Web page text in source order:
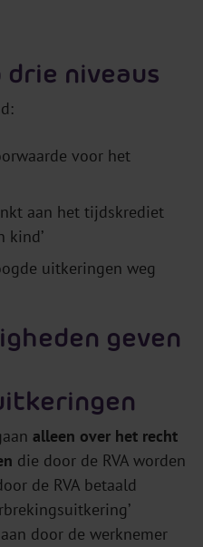
drie niveaus
voor het
aan het tijdskrediet
kind’
uitkeringen weg
geven
alleen over het recht
die door de RVA worden
de RVA betaald
door de werknemer